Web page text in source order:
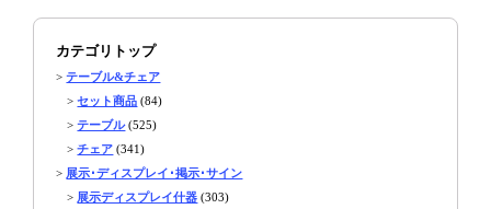
カテゴリトップ
>テーブル&チェア
>セット商品 (84)
>テーブル(525)
>チェア (341)
> 展示･ディスプレイ･掲示･サイン
> 展示ディスプレイ什器 (303)